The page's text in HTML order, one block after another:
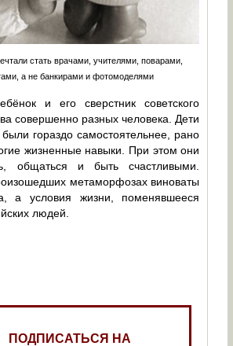
стать врачами, учителями, поварами,
а не банкирами и фотомоделями
и его сверстник советского
совершенно разных человека. Дети
гораздо самостоятельнее, рано
жизненные навыки. При этом они
общаться и быть счастливыми.
метаморфозах виноваты
а условия жизни, поменявшееся
людей.
ПОДПИСАТЬСЯ НА